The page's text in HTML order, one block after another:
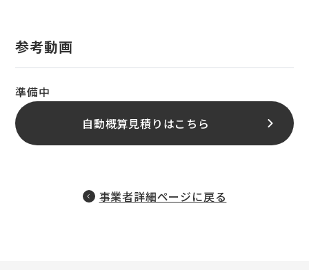
参考動画
準備中
自動概算見積りはこちら
事業者詳細ページに戻る